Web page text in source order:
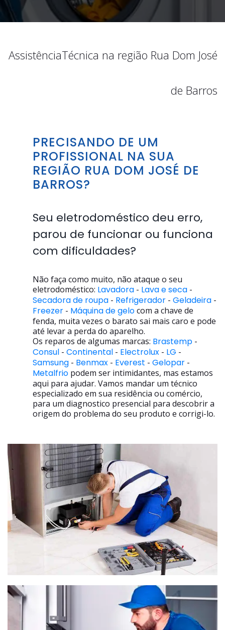
AssistênciaTécnica na região Rua Dom José
de Barros
PRECISANDO DE UM
PROFISSIONAL NA SUA
REGIÃO RUA DOM JOSÉ DE
BARROS?
Seu eletrodoméstico deu erro,
parou de funcionar ou funciona
com dificuldades?
Não faça como muito, não ataque o seu
eletrodoméstico: Lavadora - Lava e seca -
Secadora de roupa - Refrigerador - Geladeira -
Freezer - Máquina de gelocom a chave de
fenda, muita vezes o barato sai mais caro e pode
até levar a perda do aparelho.
Os reparos de algumas marcas: Brastemp -
Consul - Continental - Electrolux - LG -
Samsung - Benmax - Everest - Gelopar -
Metalfrio podem ser intimidantes, mas estamos
aqui para ajudar. Vamos mandar um técnico
especializado em sua residência ou comércio,
para um diagnostico presencial para descobrir a
origem do problema do seu produto e corrigi-lo.